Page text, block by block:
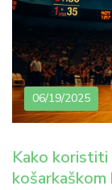
06/19/2025
Kako
košarkaškom